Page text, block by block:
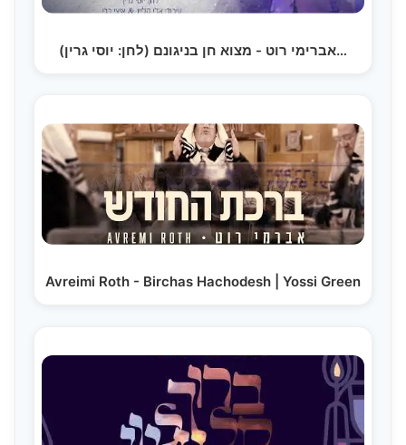
אברימי רוט - מצוא חן בניגונם (לחן: יוסי גרין)…
Avreimi Roth - Birchas Hachodesh | Yossi Green